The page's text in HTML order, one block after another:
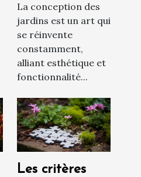
avec portes-
fenêtres :
optimisation
de l'espace et
de la lumière
La conception des
jardins est un art qui
se réinvente
constamment,
alliant esthétique et
fonctionnalité...
Les critères